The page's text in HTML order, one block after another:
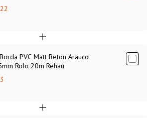
PVC Matt Beton Arauco
Rolo 20m Rehau